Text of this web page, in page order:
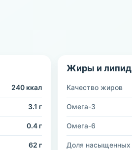
240 ккал
3.1 г
0.4 г
62 г
Жиры и
Качество жиров
Омега-3
Омега-6
Доля